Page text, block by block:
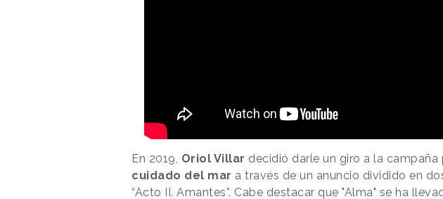
En 2019, Oriol Villar decidió darle un giro a la campaña
cuidado del mar a través de un anuncio dividido en
“Acto II. Amantes”. Cabe destacar que "Alma" se ha